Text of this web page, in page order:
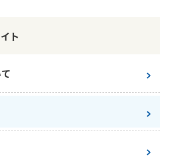
イント
イベントでかかる費用とは？
なさまへ
ト